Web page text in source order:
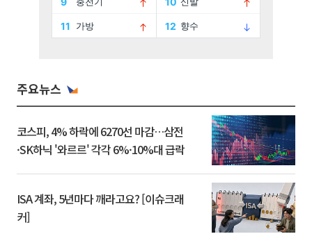
주요뉴스
코스피, 4% 하락에 6270선 마감…삼전
·SK하닉 '와르르' 각각 6%·10%대 급락
ISA 계좌, 5년마다 깨라고요? [이슈크래
커]